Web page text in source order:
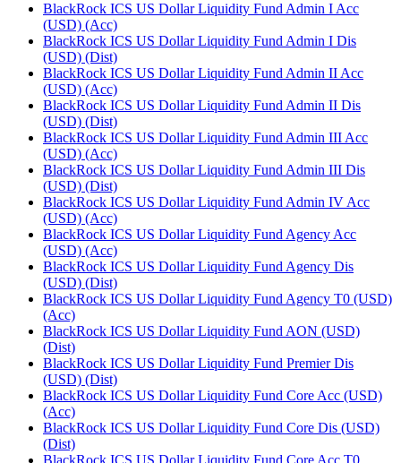
BlackRock ICS US Dollar Liquidity Fund Admin I Acc
(USD) (Acc)
BlackRock ICS US Dollar Liquidity Fund Admin I Dis
(USD) (Dist)
BlackRock ICS US Dollar Liquidity Fund Admin II Acc
(USD) (Acc)
BlackRock ICS US Dollar Liquidity Fund Admin II Dis
(USD) (Dist)
BlackRock ICS US Dollar Liquidity Fund Admin III Acc
(USD) (Acc)
BlackRock ICS US Dollar Liquidity Fund Admin III Dis
(USD) (Dist)
BlackRock ICS US Dollar Liquidity Fund Admin IV Acc
(USD) (Acc)
BlackRock ICS US Dollar Liquidity Fund Agency Acc
(USD) (Acc)
BlackRock ICS US Dollar Liquidity Fund Agency Dis
(USD) (Dist)
BlackRock ICS US Dollar Liquidity Fund Agency T0 (USD)
(Acc)
BlackRock ICS US Dollar Liquidity Fund AON (USD)
(Dist)
BlackRock ICS US Dollar Liquidity Fund Premier Dis
(USD) (Dist)
BlackRock ICS US Dollar Liquidity Fund Core Acc (USD)
(Acc)
BlackRock ICS US Dollar Liquidity Fund Core Dis (USD)
(Dist)